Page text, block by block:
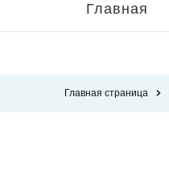
Главная
Главная страница